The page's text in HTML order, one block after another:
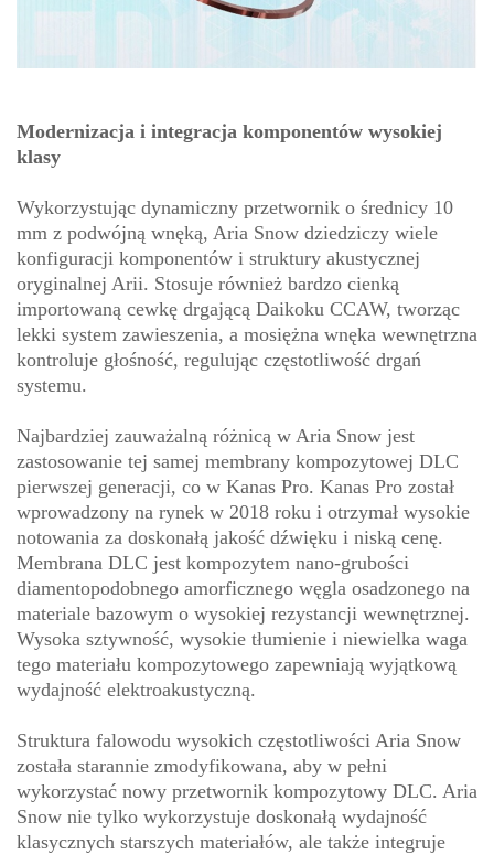
Modernizacja i integracja komponentów wysokiej
klasy
Wykorzystując dynamiczny przetwornik o średnicy 10
mm z podwójną wnęką, Aria Snow dziedziczy wiele
konfiguracji komponentów i struktury akustycznej
oryginalnej Arii. Stosuje również bardzo cienką
importowaną cewkę drgającą Daikoku CCAW, tworząc
lekki system zawieszenia, a mosiężna wnęka wewnętrzna
kontroluje głośność, regulując częstotliwość drgań
systemu.
Najbardziej zauważalną różnicą w Aria Snow jest
zastosowanie tej samej membrany kompozytowej DLC
pierwszej generacji, co w Kanas Pro. Kanas Pro został
wprowadzony na rynek w 2018 roku i otrzymał wysokie
notowania za doskonałą jakość dźwięku i niską cenę.
Membrana DLC jest kompozytem nano-grubości
diamentopodobnego amorficznego węgla osadzonego na
materiale bazowym o wysokiej rezystancji wewnętrznej.
Wysoka sztywność, wysokie tłumienie i niewielka waga
tego materiału kompozytowego zapewniają wyjątkową
wydajność elektroakustyczną.
Struktura falowodu wysokich częstotliwości Aria Snow
została starannie zmodyfikowana, aby w pełni
wykorzystać nowy przetwornik kompozytowy DLC. Aria
Snow nie tylko wykorzystuje doskonałą wydajność
klasycznych starszych materiałów, ale także integruje